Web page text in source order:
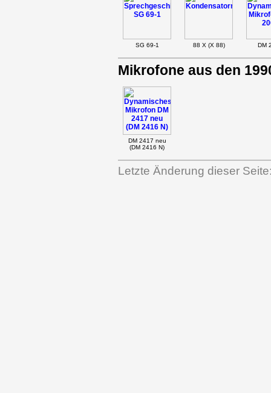
SG 69-1 88 X (X 88) DM
Mikrofone aus den
DM 2417 neu
(DM 2416 N)
Letzte Änderung dieser